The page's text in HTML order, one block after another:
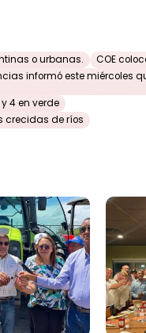
o urbanas.
COE
informó este miércoles
4 en verde
crecidas de ríos